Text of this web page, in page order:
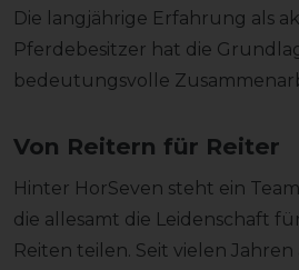
Die langjährige Erfahrung als
Pferdebesitzer hat die
bedeutungsvolle
Von Reitern für Reiter
Hinter HorSeven steht ein
die allesamt die Leidenschaft
Reiten teilen. Seit vielen